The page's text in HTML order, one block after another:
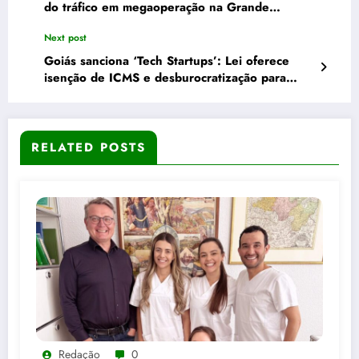
do tráfico em megaoperação na Grande
Next post
Goiás sanciona ‘Tech Startups’: Lei oferece
isenção de ICMS e desburocratização para
RELATED POSTS
Redação 0